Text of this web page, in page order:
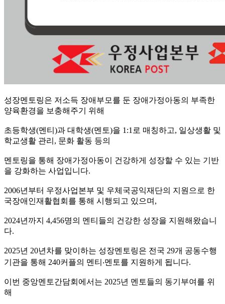
성장멘토링은 저소득 장애부모를 둔 장애가정아동의 부족한
양육환경을 보충해주기 위해
초등학생(멘티)과 대학생(멘토)을 1:1로 매칭하고, 일상생활 및
학교생활 관리, 문화 활동 등의
멘토링을 통해 장애가정아동이 건강하게 성장할 수 있는 기반
을 강화하는 사업입니다.
​2006년부터 우정사업본부 및 우체국공익재단의 지원으로 한
국장애인재활협회를 통해 시행되고 있으며,
2024년까지 4,456명의 멘티들의 건강한 성장을 지원해왔습니
다.
2025년 20년차를 맞이하는 성장멘토링은 전국 29개 공동수행
기관을 통해 240커플의 멘티‧멘토를 지원하게 됩니다.
이번 중앙멘토간담회에서는 2025년 멘토들의 동기부여를 위
해